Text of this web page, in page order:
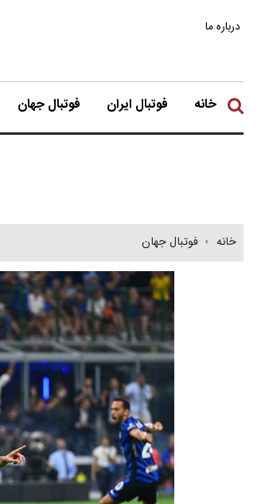
درباره ما
خانه فوتبال ایران فوتبال جهان
خانه فوتبال جهان